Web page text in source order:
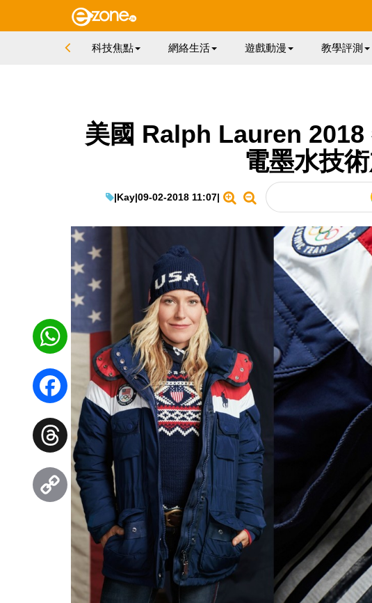
科技焦點 網絡生活 遊戲動漫 教學評測
美國 Ralph Lauren 2018
電墨水技
|Kay|09-02-2018 11:07|
WhatsApp
Facebook
Threads
Copy
Link